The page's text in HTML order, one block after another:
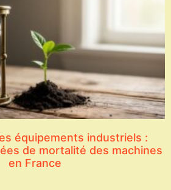
équipements industriels :
de mortalité des machines
en France